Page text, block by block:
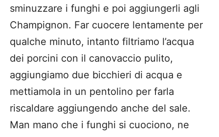
sminuzzare i funghi e poi aggiungerli agli
Champignon. Far cuocere lentamente per
qualche minuto, intanto filtriamo l’acqua
dei porcini con il canovaccio pulito,
aggiungiamo due bicchieri di acqua e
mettiamola in un pentolino per farla
riscaldare aggiungendo anche del sale.
Man mano che i funghi si cuociono, ne